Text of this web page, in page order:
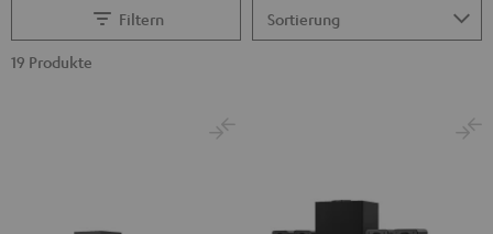
Filtern
19 Produkte